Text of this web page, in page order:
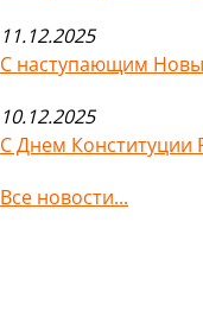
11.12.2025
С наступающим
10.12.2025
С Днем Конституции
Все новости...